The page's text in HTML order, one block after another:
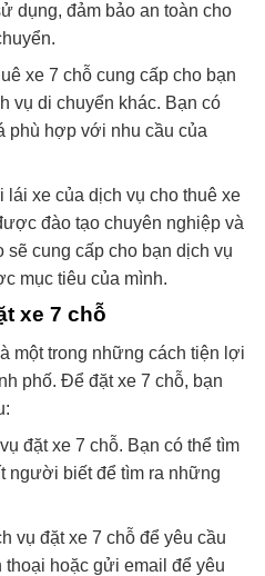
dụng, đảm bảo an toàn cho
xe 7 chỗ cung cấp cho bạn
vụ di chuyển khác. Bạn có
phù hợp với nhu cầu của
xe của dịch vụ cho thuê xe
đào tạo chuyên nghiệp và
sẽ cung cấp cho bạn dịch vụ
mục tiêu của mình.
xe 7 chỗ
một trong những cách tiện lợi
phố. Để đặt xe 7 chỗ, bạn
đặt xe 7 chỗ. Bạn có thể tìm
người biết để tìm ra những
vụ đặt xe 7 chỗ để yêu cầu
hoặc gửi email để yêu